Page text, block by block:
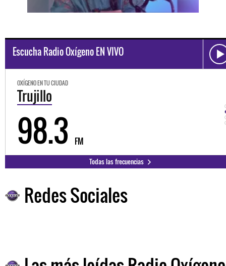
Escucha Radio Oxígeno EN VIVO
OXÍGENO EN TU CIUDAD
Trujillo
98.3 FM
Todas las frecuencias
Redes Sociales